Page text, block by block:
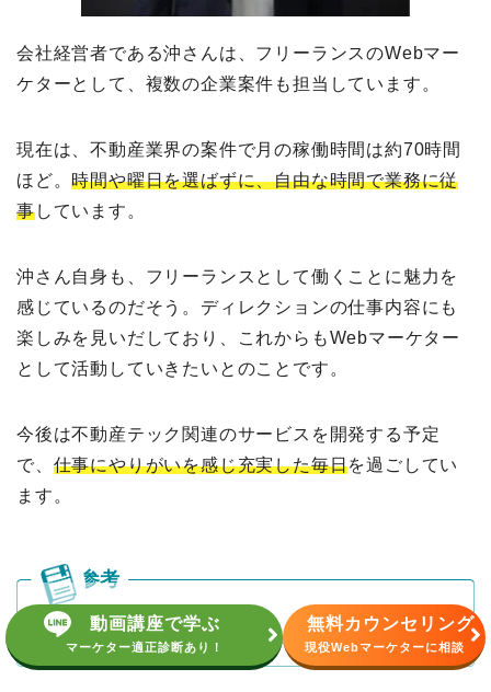
会社経営者である沖さんは、フリーランスのWebマー
ケターとして、複数の企業案件も担当しています。
現在は、不動産業界の案件で月の稼働時間は約70時間
ほど。時間や曜日を選ばずに、自由な時間で業務に従
事しています。
沖さん自身も、フリーランスとして働くことに魅力を
感じているのだそう。ディレクションの仕事内容にも
楽しみを見いだしており、これからもWebマーケター
として活動していきたいとのことです。
今後は不動産テック関連のサービスを開発する予定
で、 仕事にやりがいを感じ充実した毎日を過ごしてい
ます。
【卒業生インタビュー】沖さん | WEBMARKS
動画講座で学ぶ
マーケター適正診断あり！
無料カウンセリング
現役Webマーケターに相談